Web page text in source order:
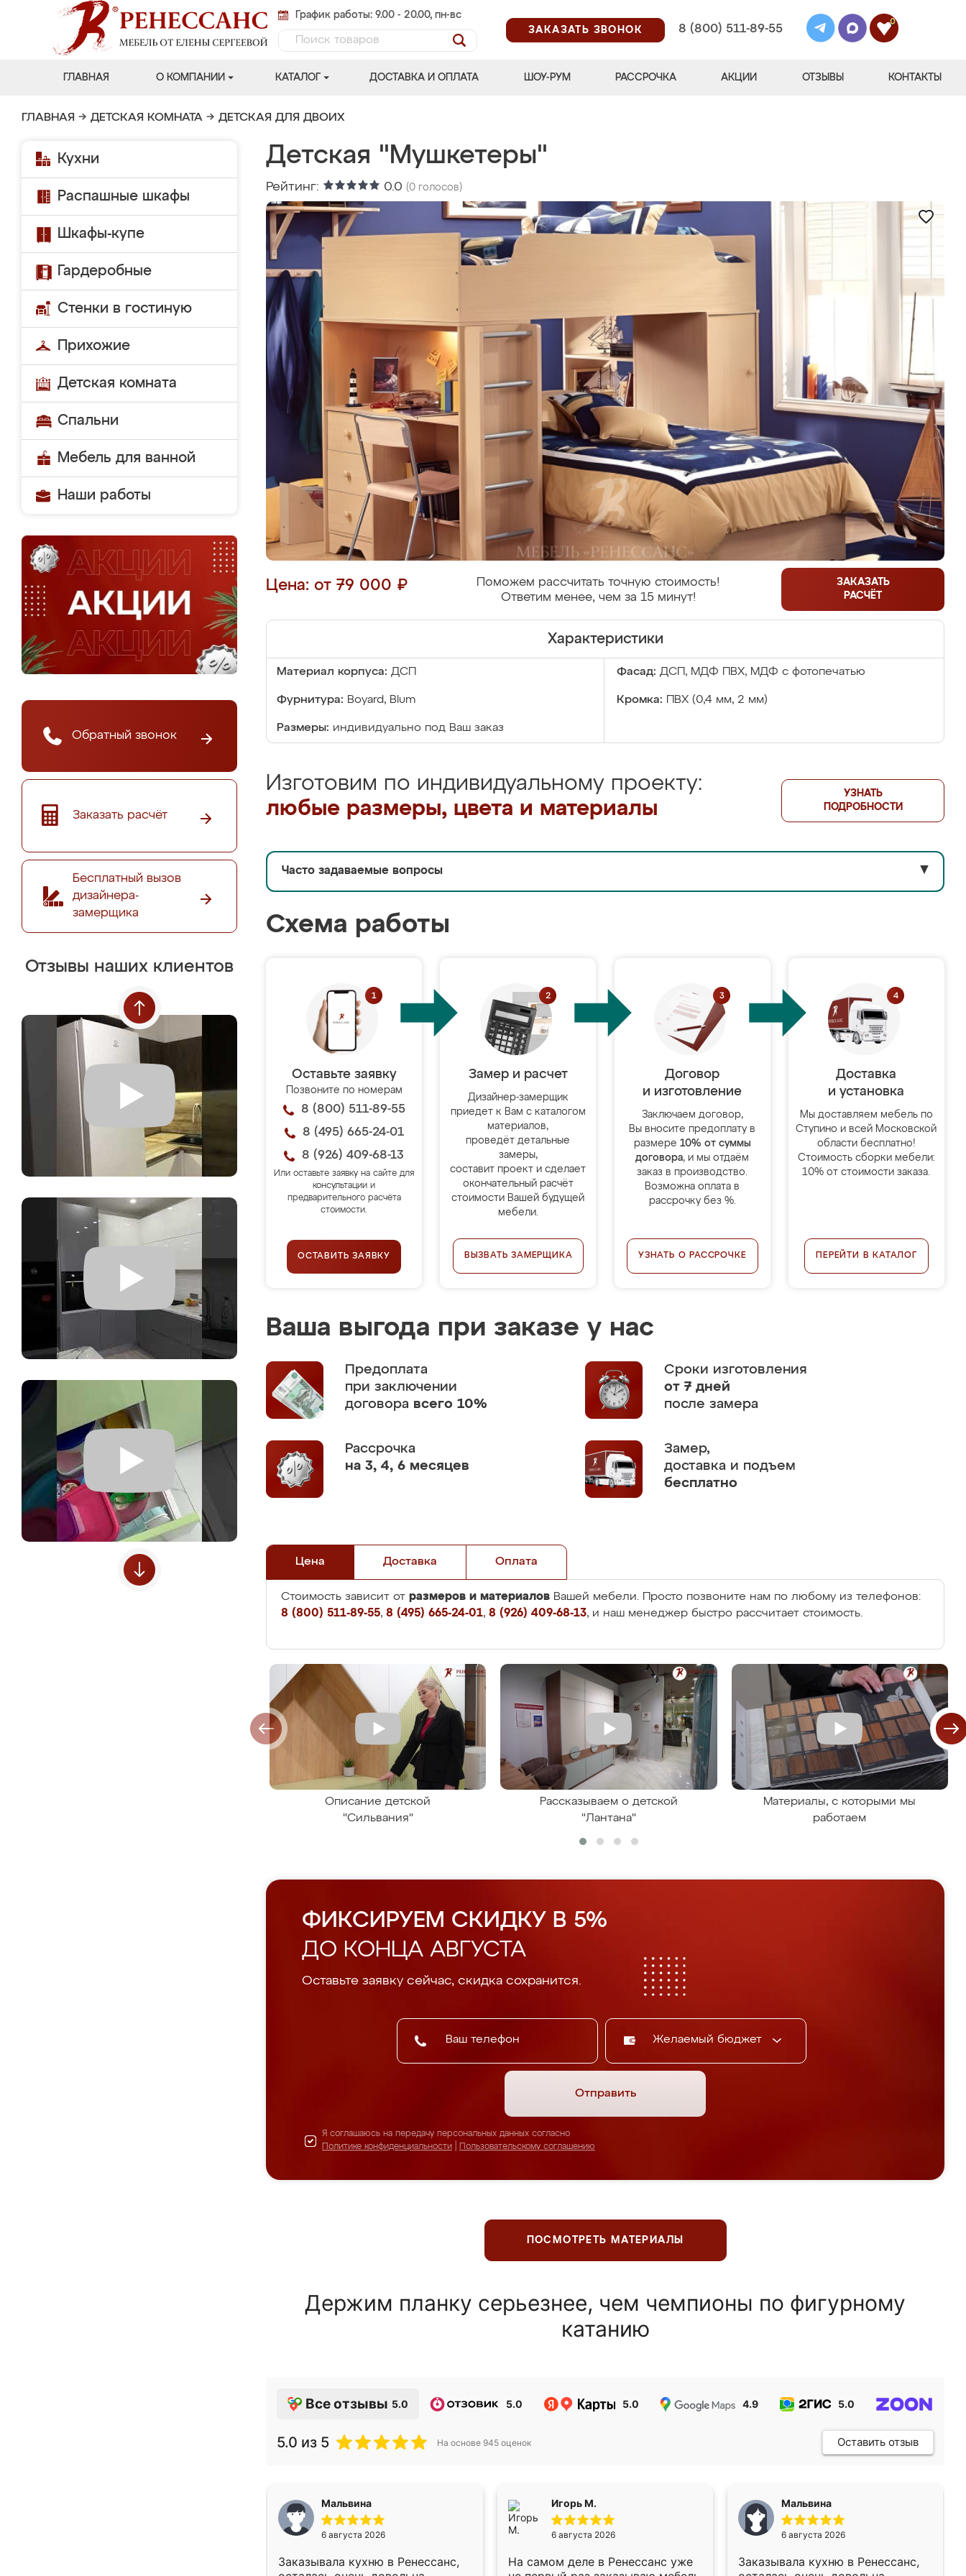
График работы: 9.00 - 20.00, пн-вс
ЗАКАЗАТЬ ЗВОНОК
8 (800) 511-89-55
0
ГЛАВНАЯ О КОМПАНИИ КАТАЛОГ ДОСТАВКА И ОПЛАТА ШОУ-РУМ РАССРОЧКА АКЦИИ ОТЗЫВЫ КОНТАКТЫ
ГЛАВНАЯ → ДЕТСКАЯ КОМНАТА → ДЕТСКАЯ ДЛЯ ДВОИХ
Кухни
Распашные шкафы
Шкафы-купе
Гардеробные
Стенки в гостиную
Прихожие
Детская комната
Спальни
Мебель для ванной
Наши работы
Обратный звонок
Заказать расчёт
Бесплатный вызов
дизайнера-
замерщика
Отзывы наших клиентов
Детская "Мушкетеры"
Рейтинг: 0.0 (0 голосов)
Цена: от 79 000 ₽
Поможем рассчитать точную стоимость!
Ответим менее, чем за 15 минут!
ЗАКАЗАТЬ
РАСЧЁТ
Характеристики
Материал корпуса: ДСП Фасад: ДСП, МДФ ПВХ, МДФ с фотопечатью
Фурнитура: Boyard, Blum Кромка: ПВХ (0,4 мм, 2 мм)
Размеры: индивидуально под Ваш заказ
Изготовим по индивидуальному проекту:
любые размеры, цвета и материалы
УЗНАТЬ
ПОДРОБНОСТИ
Часто задаваемые вопросы ▼
Схема работы
Оставьте заявку
Позвоните по номерам
8 (800) 511-89-55
8 (495) 665-24-01
8 (926) 409-68-13
Или оставьте заявку на сайте для
консультации и
предварительного расчёта
стоимости.
ОСТАВИТЬ ЗАЯВКУ
Замер и расчет
Дизайнер-замерщик
приедет к Вам с каталогом
материалов,
проведёт детальные
замеры,
составит проект и сделает
окончательный расчёт
стоимости Вашей будущей
мебели.
ВЫЗВАТЬ ЗАМЕРЩИКА
Договор
и изготовление
Заключаем договор,
Вы вносите предоплату в
размере 10% от суммы
договора, и мы отдаём
заказ в производство.
Возможна оплата в
рассрочку без %.
УЗНАТЬ О РАССРОЧКЕ
Доставка
и установка
Мы доставляем мебель по
Ступино и всей Московской
области бесплатно!
Стоимость сборки мебели:
10% от стоимости заказа.
ПЕРЕЙТИ В КАТАЛОГ
Ваша выгода при заказе у нас
Предоплата
при заключении
договора всего 10%
Сроки изготовления
от 7 дней
после замера
Рассрочка
на 3, 4, 6 месяцев
Замер,
доставка и подъем
бесплатно
Цена Доставка Оплата
Стоимость зависит от размеров и материалов Вашей мебели. Просто позвоните нам по любому из телефонов:
8 (800) 511-89-55, 8 (495) 665-24-01, 8 (926) 409-68-13, и наш менеджер быстро рассчитает стоимость.
Описание детской
"Сильвания"
Рассказываем о детской
"Лантана"
Материалы, с которыми мы
работаем
ФИКСИРУЕМ СКИДКУ В 5%
ДО КОНЦА АВГУСТА
Оставьте заявку сейчас, скидка сохранится.
Желаемый бюджет
Отправить
Я соглашаюсь на передачу персональных данных согласно
Политике конфиденциальности
Пользовательскому соглашению
ПОСМОТРЕТЬ МАТЕРИАЛЫ
Держим планку серьезнее, чем чемпионы по фигурному
катанию
Все отзывы 5.0 5.0 5.0 4.9 5.0
5.0 из 5 На основе 945 оценок Оставить отзыв
Мальвина
6 августа 2026
Заказывала кухню в Ренессанс,
Игорь М.
6 августа 2026
На самом деле в Ренессанс уже
Мальвина
6 августа 2026
Заказывала кухню в Ренессанс,